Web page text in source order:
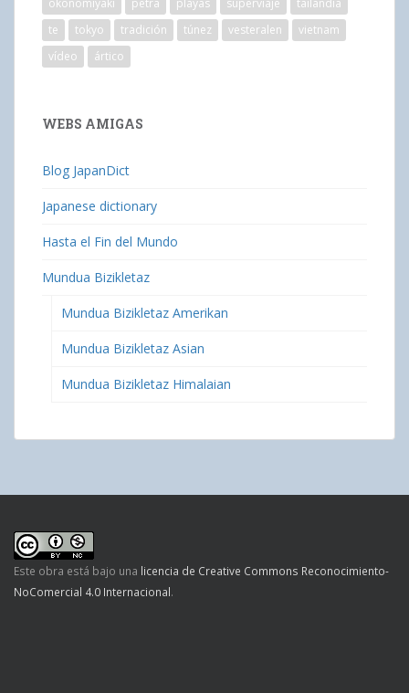
te
tokyo tradición túnez vesteralen
vietnam
vídeo
ártico
WEBS AMIGAS
Blog JapanDict
Japanese dictionary
Hasta el Fin del Mundo
Mundua Bizikletaz
Mundua Bizikletaz Amerikan
Mundua Bizikletaz Asian
Mundua Bizikletaz Himalaian
Este obra está bajo una licencia de Creative Commons Reconocimiento-
NoComercial 4.0 Internacional.